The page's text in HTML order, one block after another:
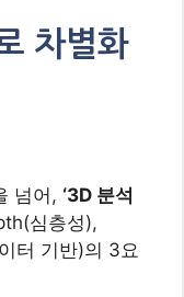
차별화
넘어, ‘3D 분석
심층성),
터 기반)의 3요